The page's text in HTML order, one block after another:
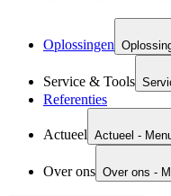
Oplossingen
Service & Tools
Referenties
Actueel Actueel -
Over ons Over ons -